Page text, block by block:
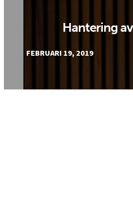
Hantering
FEBRUARI 19, 2019